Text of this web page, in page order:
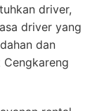
driver,
driver yang
dan